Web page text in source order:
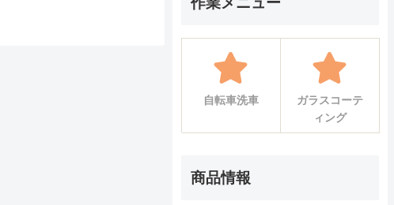
自転車洗車
ガラスコーテ
ィング
商品情報